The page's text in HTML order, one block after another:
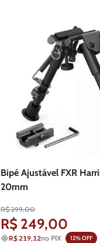
Bipé Ajustável FXR
20mm
R$ 299,00
R$ 249,00
R$ 219,12no PIX 12% OFF